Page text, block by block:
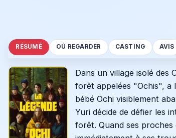
RÉSUMÉ OÙ REGARDER CASTING AVIS
Dans un village isolé des
forêt appelées "Ochis", a
bébé Ochi visiblement
Yuri décide de défier les
forêt. Quand ses